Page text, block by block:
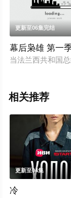
。更新至06集完结
幕后枭雄 第一
当法兰西共和国
相关推荐
更新至04集
冷